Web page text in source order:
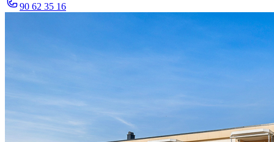
90 62 35 16